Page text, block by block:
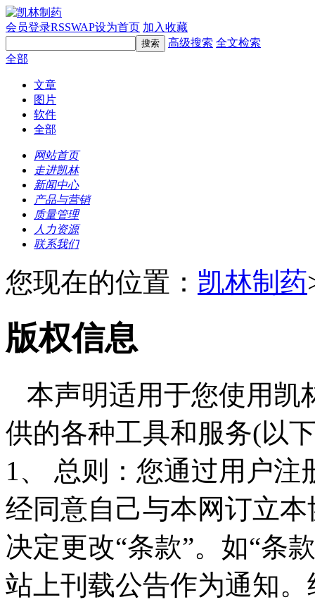
会员登录RSSWAP设为首页 加入收藏
高级搜索 全文检索
全部
文章
图片
软件
全部
网站首页
走进凯林
新闻中心
产品与营销
质量管理
人力资源
联系我们
您现在的位置： 凯林制药
版权信息
本声明适用于您使用凯
供的各种工具和服务(以
1、 总则：您通过用户
经同意自己与本网订立
决定更改“条款”。如“条
站上刊载公告作为通知